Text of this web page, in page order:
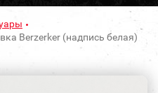
Berzerker (надпись белая)